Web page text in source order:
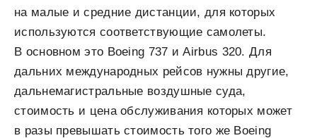
на малые и средние дистанции, для которых
используются соответствующие самолеты.
В основном это Boeing 737 и Airbus 320. Для
дальних международных рейсов нужны другие,
дальнемагистральные воздушные суда,
стоимость и цена обслуживания которых может
в разы превышать стоимость того же Boeing